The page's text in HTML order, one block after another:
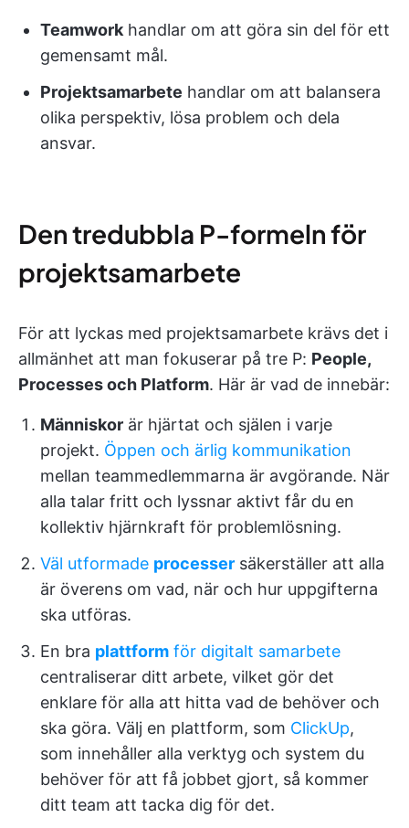
Teamwork handlar om att göra sin del för ett
gemensamt mål.
Projektsamarbete handlar om att balansera
olika perspektiv, lösa problem och dela
ansvar.
Den tredubbla P-formeln för
projektsamarbete
För att lyckas med projektsamarbete krävs det i
allmänhet att man fokuserar på tre P: People,
Processes och Platform. Här är vad de innebär:
Människor är hjärtat och själen i varje
projekt. Öppen och ärlig kommunikation
mellan teammedlemmarna är avgörande. När
alla talar fritt och lyssnar aktivt får du en
kollektiv hjärnkraft för problemlösning.
Väl utformade processer säkerställer att alla
är överens om vad, när och hur uppgifterna
ska utföras.
En bra plattform för digitalt samarbete
centraliserar ditt arbete, vilket gör det
enklare för alla att hitta vad de behöver och
ska göra. Välj en plattform, som ClickUp,
som innehåller alla verktyg och system du
behöver för att få jobbet gjort, så kommer
ditt team att tacka dig för det.